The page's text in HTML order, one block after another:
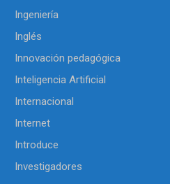
Ingeniería
Inglés
Innovación pedagógica
Inteligencia Artificial
Internacional
Internet
Introduce
Investigadores